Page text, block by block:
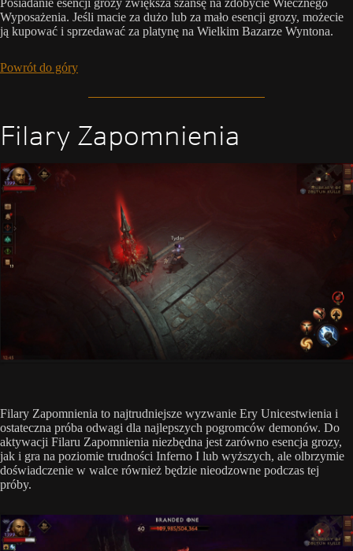
Wyposażenia. Jeśli macie za dużo lub za mało esencji grozy, możecie
ją kupować i sprzedawać za platynę na Wielkim Bazarze Wyntona.
Powrót do góry
Filary Zapomnienia
Filary Zapomnienia to najtrudniejsze wyzwanie Ery Unicestwienia i
ostateczna próba odwagi dla najlepszych pogromców demonów. Do
aktywacji Filaru Zapomnienia niezbędna jest zarówno esencja grozy,
jak i gra na poziomie trudności Inferno I lub wyższych, ale olbrzymie
doświadczenie w walce również będzie nieodzowne podczas tej
próby.